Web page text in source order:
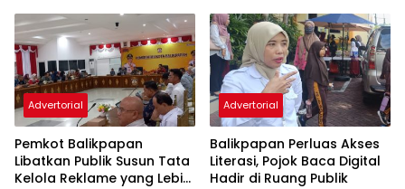
Advertorial
Pemkot Balikpapan
Libatkan Publik Susun Tata
Kelola Reklame yang Lebih
Advertorial
Balikpapan Perluas Akses
Literasi, Pojok Baca Digital
Hadir di Ruang Publik